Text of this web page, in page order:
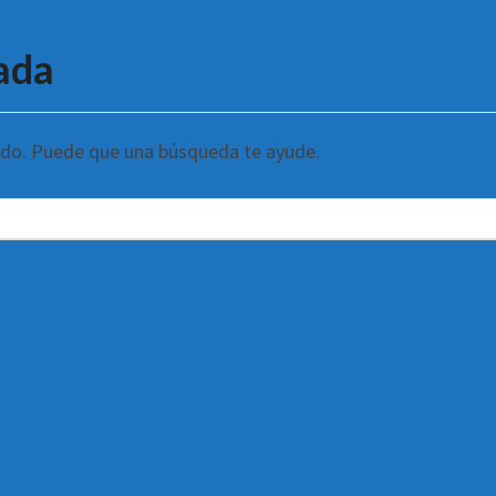
Puede que una búsqueda te ayude.